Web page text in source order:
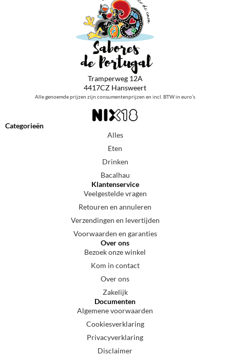
Tramperweg 12A
4417CZ Hansweert
Alle genoemde prijzen zijn consumentenprijzen en incl. BTW in euro’s
Categorieën
Alles
Eten
Drinken
Bacalhau
Klantenservice
Veelgestelde vragen
Retouren en annuleren
Verzendingen en levertijden
Voorwaarden en garanties
Over ons
Bezoek onze winkel
Kom in contact
Over ons
Zakelijk
Documenten
Algemene voorwaarden
Cookiesverklaring
Privacyverklaring
Disclaimer